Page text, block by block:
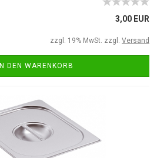
3,00 EUR
zzgl. 19% MwSt. zzgl. Versand
IN DEN WARENKORB